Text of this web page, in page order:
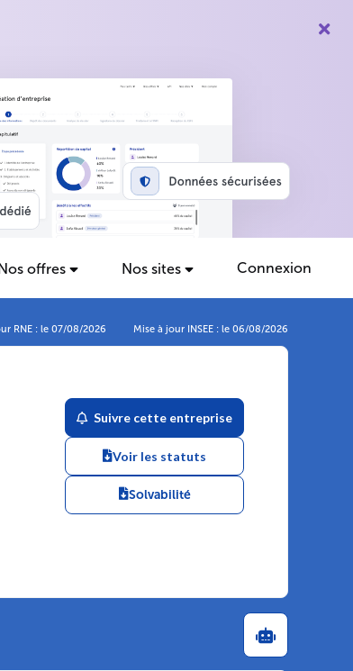
offres Nos sites Connexion
RNE : le 07/08/2026 Mise à jour INSEE : le 06/08/2026
Suivre cette entreprise
Voir les statuts
Solvabilité